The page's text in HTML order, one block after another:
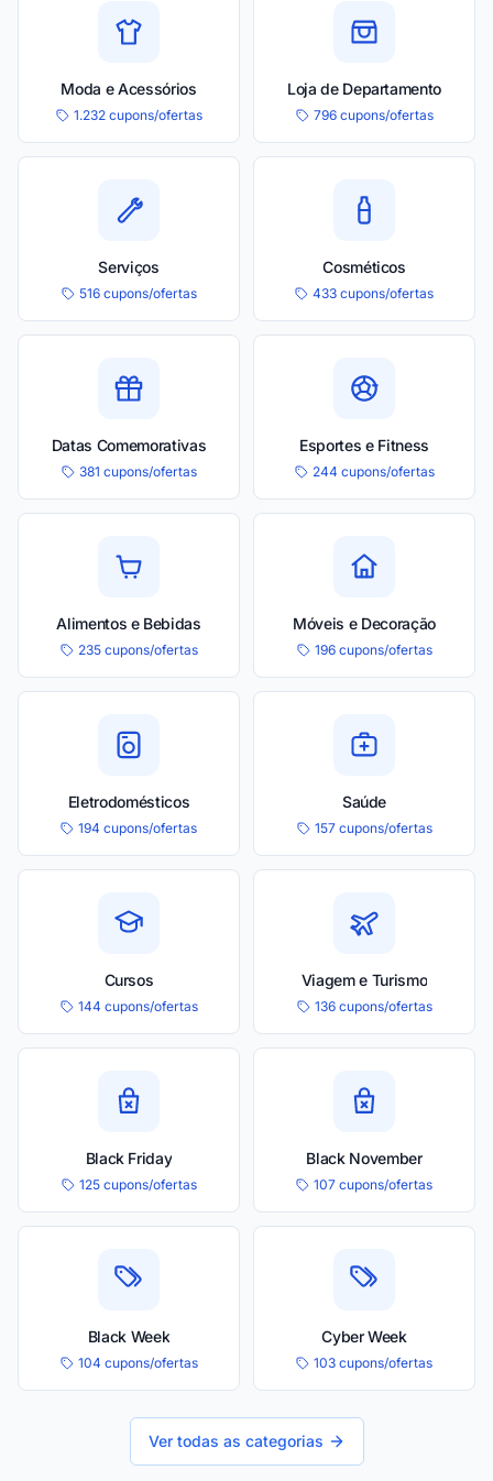
Moda e Acessórios
1.232 cupons/ofertas
Loja de Departamento
796 cupons/ofertas
Serviços
516 cupons/ofertas
Cosméticos
433 cupons/ofertas
Datas Comemorativas
381 cupons/ofertas
Esportes e Fitness
244 cupons/ofertas
Alimentos e Bebidas
235 cupons/ofertas
Móveis e Decoração
196 cupons/ofertas
Eletrodomésticos
194 cupons/ofertas
Saúde
157 cupons/ofertas
Cursos
144 cupons/ofertas
Viagem e Turismo
136 cupons/ofertas
Black Friday
125 cupons/ofertas
Black November
107 cupons/ofertas
Black Week
104 cupons/ofertas
Cyber Week
103 cupons/ofertas
Ver todas as categorias